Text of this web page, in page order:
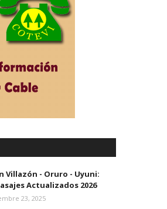
Villazón - Oruro - Uyuni:
Actualizados 2026
23, 2025